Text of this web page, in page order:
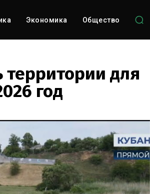
Экономика Общество
для
год